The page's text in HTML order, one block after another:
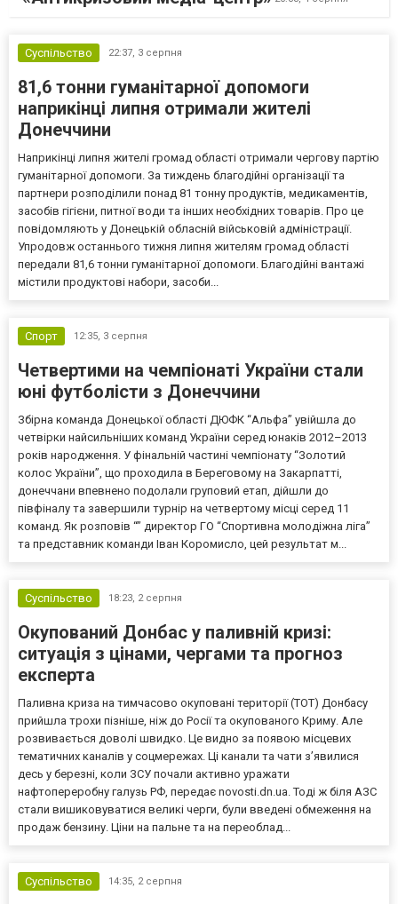
Суспільство 22:37, 3 серпня
81,6 тонни гуманітарної допомоги
наприкінці липня отримали жителі
Донеччини
Наприкінці липня жителі громад області отримали чергову партію
гуманітарної допомоги. За тиждень благодійні організації та
партнери розподілили понад 81 тонну продуктів, медикаментів,
засобів гігієни, питної води та інших необхідних товарів. Про це
повідомляють у Донецькій обласній військовій адміністрації.
Упродовж останнього тижня липня жителям громад області
передали 81,6 тонни гуманітарної допомоги. Благодійні вантажі
містили продуктові набори, засоби...
Спорт 12:35, 3 серпня
Четвертими на чемпіонаті України стали
юні футболісти з Донеччини
Збірна команда Донецької області ДЮФК “Альфа” увійшла до
четвірки найсильніших команд України серед юнаків 2012–2013
років народження. У фінальній частині чемпіонату “Золотий
колос України”, що проходила в Береговому на Закарпатті,
донеччани впевнено подолали груповий етап, дійшли до
півфіналу та завершили турнір на четвертому місці серед 11
команд. Як розповів “” директор ГО “Спортивна молодіжна ліга”
та представник команди Іван Коромисло, цей результат м...
Суспільство 18:23, 2 серпня
Окупований Донбас у паливній кризі:
ситуація з цінами, чергами та прогноз
експерта
Паливна криза на тимчасово окуповані території (ТОТ) Донбасу
прийшла трохи пізніше, ніж до Росії та окупованого Криму. Але
розвивається доволі швидко. Це видно за появою місцевих
тематичних каналів у соцмережах. Ці канали та чати з’явилися
десь у березні, коли ЗСУ почали активно уражати
нафтопереробну галузь РФ, передає novosti.dn.ua. Тоді ж біля АЗС
стали вишиковуватися великі черги, були введені обмеження на
продаж бензину. Ціни на пальне та на переоблад...
Суспільство 14:35, 2 серпня